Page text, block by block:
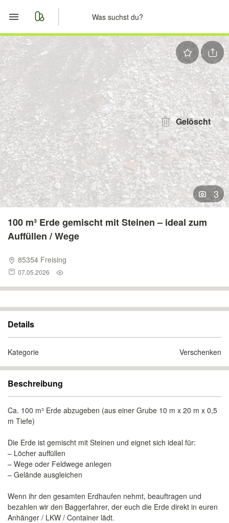
Start
Merkliste
Nachrichten
Anzeige aufgeben
Gelöscht
3
100 m³ Erde gemischt mit Steinen – ideal zum
Auffüllen / Wege
85354 Freising
07.05.2026
Details
Kategorie Verschenken
Beschreibung
Ca. 100 m³ Erde abzugeben (aus einer Grube 10 m x 20 m x 0,5
m Tiefe)
Die Erde ist gemischt mit Steinen und eignet sich ideal für:
– Löcher auffüllen
– Wege oder Feldwege anlegen
– Gelände ausgleichen
Wenn ihr den gesamten Erdhaufen nehmt, beauftragen und
bezahlen wir den Baggerfahrer, der euch die Erde direkt in euren
Anhänger / LKW / Container lädt.